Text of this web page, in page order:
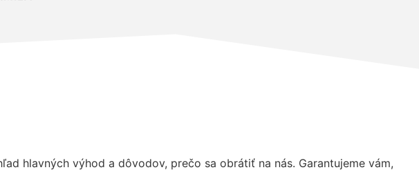
hlavných výhod a dôvodov, prečo sa obrátiť na nás. Garantujeme vám,